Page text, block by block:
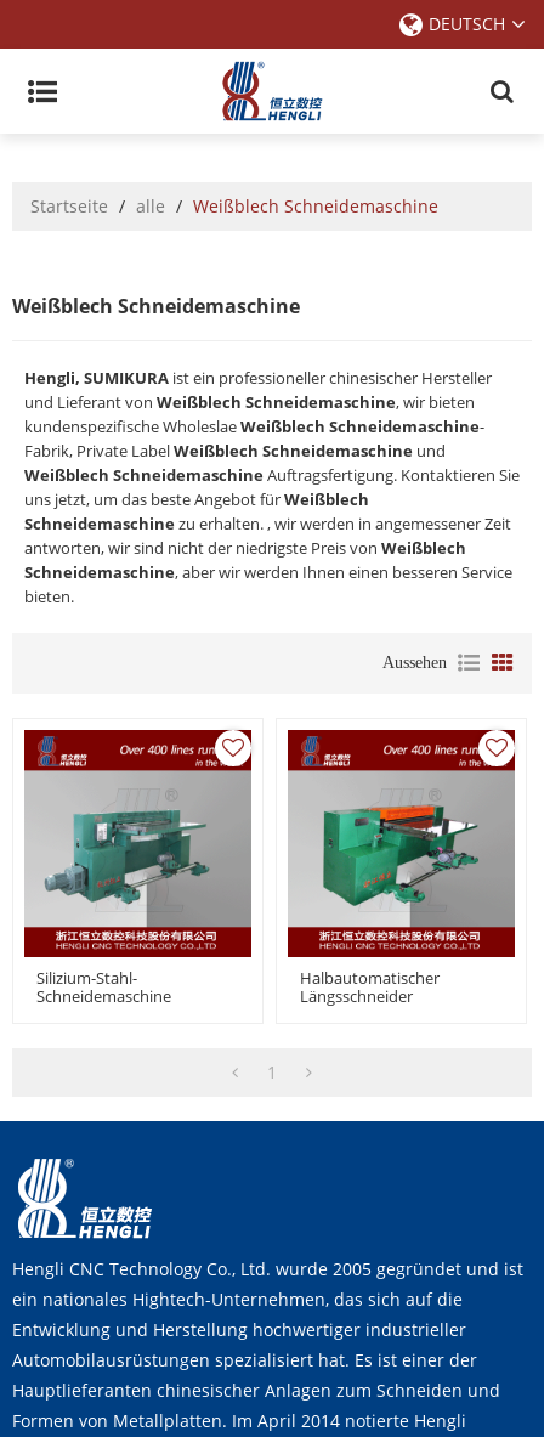
DEUTSCH
Startseite / alle / Weißblech Schneidemaschine
Weißblech Schneidemaschine
Hengli, SUMIKURA ist ein professioneller chinesischer Hersteller
und Lieferant von Weißblech Schneidemaschine, wir bieten
kundenspezifische WholeslaeWeißblech Schneidemaschine-
Fabrik, Private LabelWeißblech Schneidemaschine und
Weißblech SchneidemaschineAuftragsfertigung. Kontaktieren Sie
uns jetzt, um das beste Angebot fürWeißblech
Schneidemaschinezu erhalten. , wir werden in angemessener Zeit
antworten, wir sind nicht der niedrigste Preis von Weißblech
Schneidemaschine, aber wir werden Ihnen einen besseren Service
bieten.
Aussehen
Silizium-Stahl-
Schneidemaschine
Halbautomatischer
Längsschneider
1
Hengli CNC Technology Co., Ltd. wurde 2005 gegründet und ist
ein nationales Hightech-Unternehmen, das sich auf die
Entwicklung und Herstellung hochwertiger industrieller
Automobilausrüstungen spezialisiert hat. Es ist einer der
Hauptlieferanten chinesischer Anlagen zum Schneiden und
Formen von Metallplatten. Im April 2014 notierte Hengli